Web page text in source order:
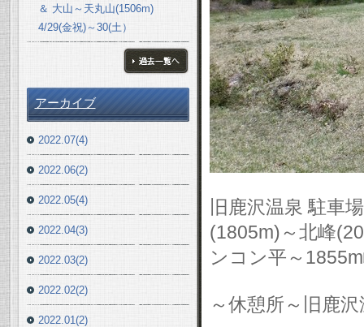
旧鹿沢温泉 駐車
(1805m)～北峰
ンコン平～
～休憩所～旧鹿
＆ 大山～天丸山(1506m)
4/29(金祝)～30(土）
アーカイブ
2022.07(4)
2022.06(2)
2022.05(4)
2022.04(3)
2022.03(2)
2022.02(2)
2022.01(2)